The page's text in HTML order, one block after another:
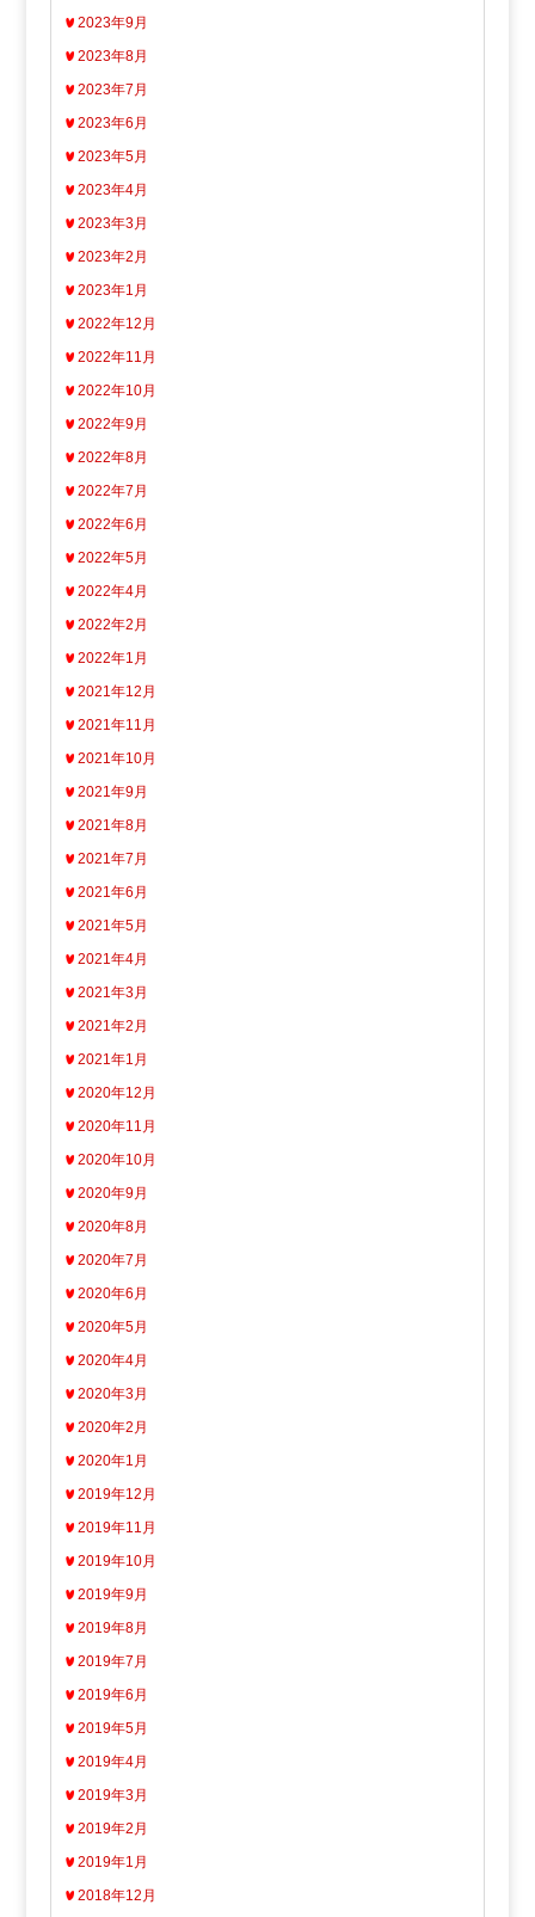
2023年9月
2023年8月
2023年7月
2023年6月
2023年5月
2023年4月
2023年3月
2023年2月
2023年1月
2022年12月
2022年11月
2022年10月
2022年9月
2022年8月
2022年7月
2022年6月
2022年5月
2022年4月
2022年2月
2022年1月
2021年12月
2021年11月
2021年10月
2021年9月
2021年8月
2021年7月
2021年6月
2021年5月
2021年4月
2021年3月
2021年2月
2021年1月
2020年12月
2020年11月
2020年10月
2020年9月
2020年8月
2020年7月
2020年6月
2020年5月
2020年4月
2020年3月
2020年2月
2020年1月
2019年12月
2019年11月
2019年10月
2019年9月
2019年8月
2019年7月
2019年6月
2019年5月
2019年4月
2019年3月
2019年2月
2019年1月
2018年12月